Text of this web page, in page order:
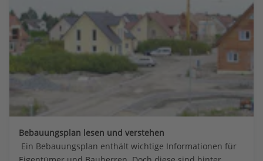
Bebauungsplan lesen und verstehen
Ein Bebauungsplan enthält wichtige Informationen für